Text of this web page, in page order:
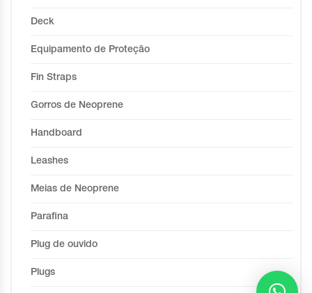
Deck
Equipamento de Proteção
Fin Straps
Gorros de Neoprene
Handboard
Leashes
Meias de Neoprene
Parafina
Plug de ouvido
Plugs